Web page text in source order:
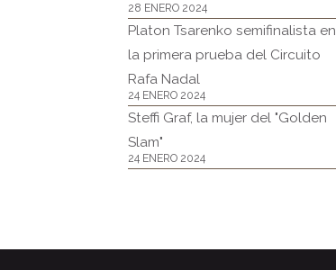
28 ENERO 2024
Platon Tsarenko semifinalista en
la primera prueba del Circuito
Rafa Nadal
24 ENERO 2024
Steffi Graf, la mujer del "Golden
Slam"
24 ENERO 2024